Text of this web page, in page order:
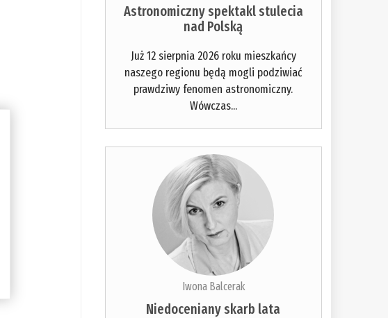
Astronomiczny spektakl stulecia
nad Polską
Już 12 sierpnia 2026 roku mieszkańcy
naszego regionu będą mogli podziwiać
prawdziwy fenomen astronomiczny.
Wówczas...
Iwona Balcerak
Niedoceniany skarb lata